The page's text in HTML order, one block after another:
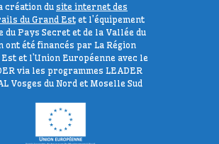
création du site internet des
du Grand Estet l’équipement
du Pays Secret et de la Vallée du
ont été financés par La Région
et l’Union Européenne avec le
via les programmes LEADER
Vosges du Nord et Moselle Sud